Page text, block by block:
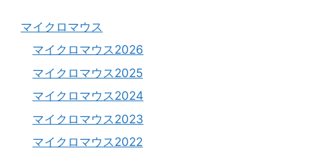
マイクロマウス
マイクロマウス2026
マイクロマウス2025
マイクロマウス2024
マイクロマウス2023
マイクロマウス2022